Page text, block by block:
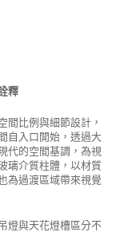
釋
間比例與細節設計，
自入口開始，透過大
代的空間基調，為視
璃介質柱體，以材質
為過渡區域帶來視覺
燈與天花燈槽區分不